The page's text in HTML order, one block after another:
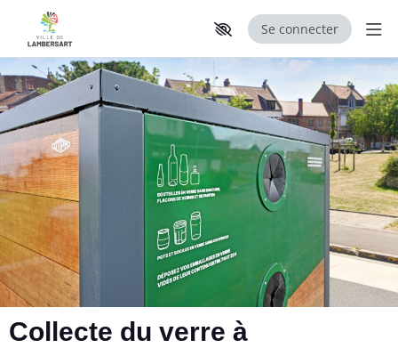
Aller au contenu principal
Paramètres d'accessibilité
Se connecter
Collecte du verre à